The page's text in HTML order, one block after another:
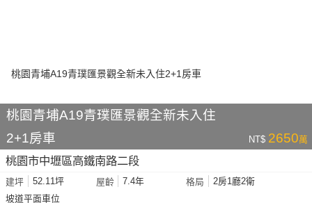
桃園青埔A19青璞匯景觀全新未入住
2+1房車
NT$ 2650萬
桃園市中壢區高鐵南路二段
建坪 52.11坪 屋齡 7.4年 格局
2房1廳2衛
坡道平面車位